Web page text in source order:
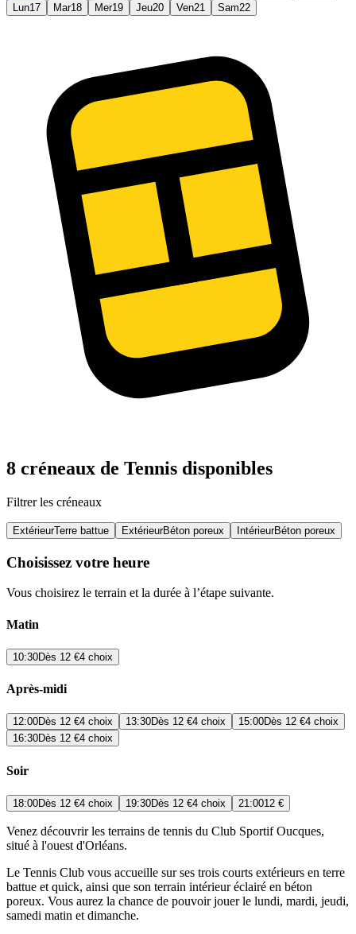
Lun17 Mar18 Mer19 Jeu20 Ven21 Sam22
8 créneaux de Tennis disponibles
Filtrer les créneaux
ExtérieurTerre battue ExtérieurBéton poreux IntérieurBéton poreux
Choisissez votre heure
Vous choisirez le terrain et la durée à l’étape suivante.
Matin
10:30Dès 12 €4 choix
Après-midi
12:00Dès 12 €4 choix 13:30Dès 12 €4 choix 15:00Dès 12 €4 choix
16:30Dès 12 €4 choix
Soir
18:00Dès 12 €4 choix 19:30Dès 12 €4 choix 21:0012 €
Venez découvrir les terrains de tennis du Club Sportif Oucques,
situé à l'ouest d'Orléans.
Le Tennis Club vous accueille sur ses trois courts extérieurs en terre
battue et quick, ainsi que son terrain intérieur éclairé en béton
poreux. Vous aurez la chance de pouvoir jouer le lundi, mardi, jeudi,
samedi matin et dimanche.